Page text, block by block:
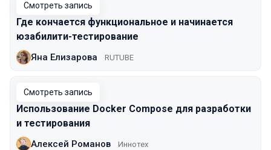
Смотреть запись
Где кончается функциональное и начинается
юзабилити-тестирование
Яна Елизарова RUTUBE
Смотреть запись
Использование Docker Compose для разработки
и тестирования
Алексей Романов Иннотех